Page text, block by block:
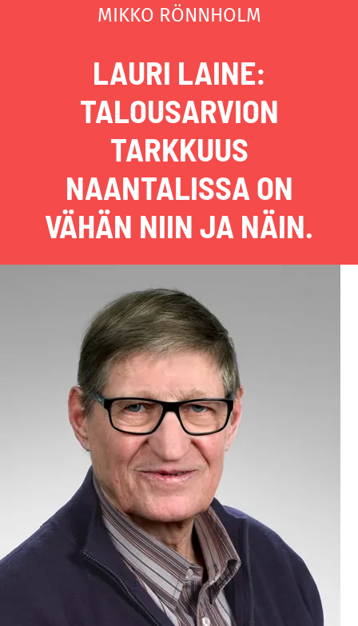
MIKKO RÖNNHOLM
LAURI LAINE:
TALOUSARVION
TARKKUUS
NAANTALISSA ON
VÄHÄN NIIN JA NÄIN.